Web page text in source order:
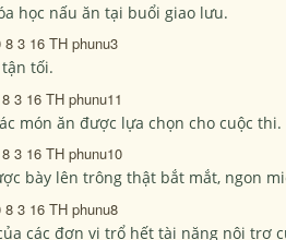
học nấu ăn tại buổi giao lưu.
tối.
món ăn được lựa chọn cho cuộc thi.
bày lên trông thật bắt mắt, ngon
các đơn vị trổ hết tài năng nội trợ